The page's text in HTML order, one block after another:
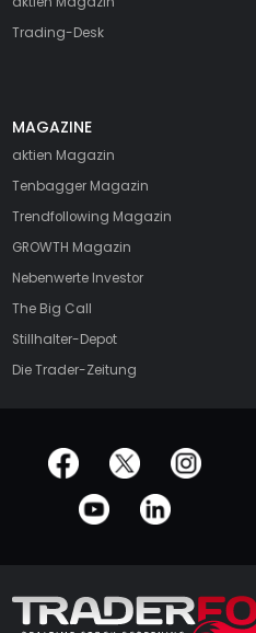
Trading-Desk
MAGAZINE
aktien Magazin
Tenbagger Magazin
Trendfollowing Magazin
GROWTH Magazin
Nebenwerte Investor
The Big Call
Stillhalter-Depot
Die Trader-Zeitung
offizielle Social Media-Accounts